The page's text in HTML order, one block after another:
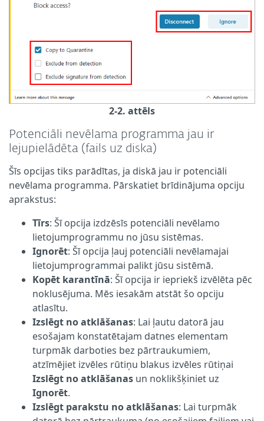
2-2. attēls
Potenciāli nevēlama programma jau ir
lejupielādēta (fails uz diska)
Šīs opcijas tiks parādītas, ja diskā jau ir potenciāli
nevēlama programma. Pārskatiet brīdinājuma opciju
aprakstus:
Tīrs: Šī opcija izdzēsīs potenciāli nevēlamo
lietojumprogrammu no jūsu sistēmas.
Ignorēt: Šī opcija ļauj potenciāli nevēlamajai
lietojumprogrammai palikt jūsu sistēmā.
Kopēt karantīnā: Šī opcija ir iepriekš izvēlēta pēc
noklusējuma. Mēs iesakām atstāt šo opciju
atlasītu.
Izslēgt no atklāšanas: Lai ļautu datorā jau
esošajam konstatētajam datnes elementam
turpmāk darboties bez pārtraukumiem,
atzīmējiet izvēles rūtiņu blakus izvēles rūtiņai
Izslēgt no atklāšanas un noklikšķiniet uz
Ignorēt.
Izslēgt parakstu no atklāšanas: Lai turpmāk